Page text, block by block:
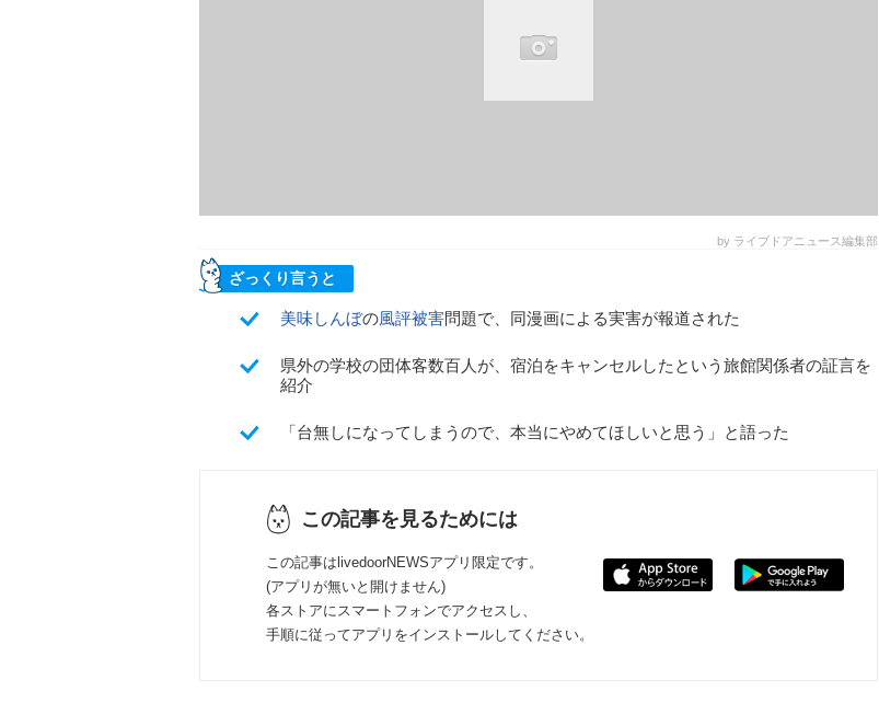
by ライブドアニュース編集部
ざっくり言うと
美味しんぼの風評被害問題で、同漫画による実害が報道された
県外の学校の団体客数百人が、宿泊をキャンセルしたという旅館関係者の証言を
紹介
「台無しになってしまうので、本当にやめてほしいと思う」と語った
この記事を見るためには
この記事はlivedoorNEWSアプリ限定です。
(アプリが無いと開けません)
各ストアにスマートフォンでアクセスし、
手順に従ってアプリをインストールしてください。